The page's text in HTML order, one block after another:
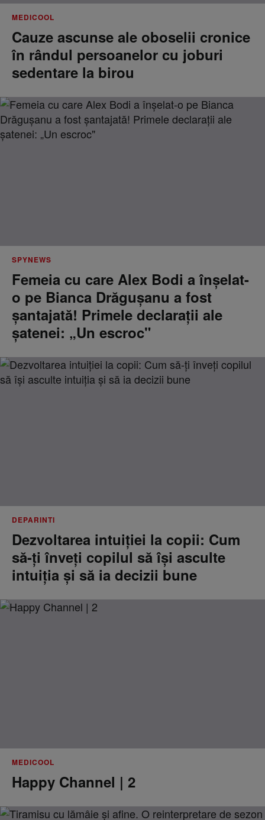
MEDICOOL
Cauze ascunse ale oboselii cronice
în rândul persoanelor cu joburi
sedentare la birou
SPYNEWS
Femeia cu care Alex Bodi a înșelat-
o pe Bianca Drăgușanu a fost
șantajată! Primele declarații ale
șatenei: „Un escroc"
DEPARINTI
Dezvoltarea intuiției la copii: Cum
să-ți înveți copilul să își asculte
intuiția și să ia decizii bune
MEDICOOL
Happy Channel | 2